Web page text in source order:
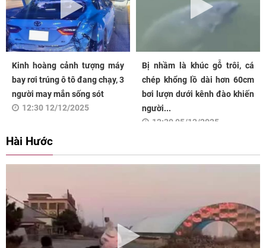
Kinh hoàng cảnh tượng máy
bay rơi trúng ô tô đang chạy, 3
người may mắn sống sót
12:30 12/12/2025
Bị nhầm là khúc gỗ trôi, cá
chép khổng lồ dài hơn 60cm
bơi lượn dưới kênh đào khiến
người...
12:30 05/12/2025
Hài Hước